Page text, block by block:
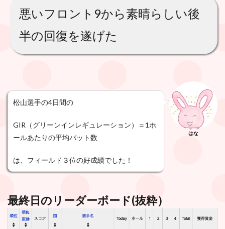
悪いフロント9から素晴らしい後
半の回復を遂げた
松山選手の4日間の
GIR（グリーンインレギュレーション）＝1ホ
ールあたりの平均パット数
は、フィールド３位の好成績でした！
はな
最終日のリーダーボード(抜粋）